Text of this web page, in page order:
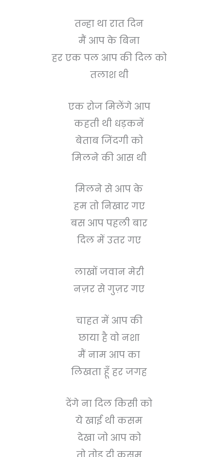
तन्हा था रात दिन
मैं आप के बिना
हर एक पल आप की दिल को
तलाश थी
एक रोज मिलेंगे आप
कहती थी धड़कनें
बेताब जिंदगी को
मिलने की आस थी
मिलने से आप के
हम तो निखार गए
बस आप पहली बार
दिल में उतर गए
लाखों जवान मेरी
नज़र से गुज़र गए
चाहत में आप की
छाया है वो नशा
मैं नाम आप का
लिखता हूँ हर जगह
देंगे ना दिल किसी को
ये खाई थी कसम
देखा जो आप को